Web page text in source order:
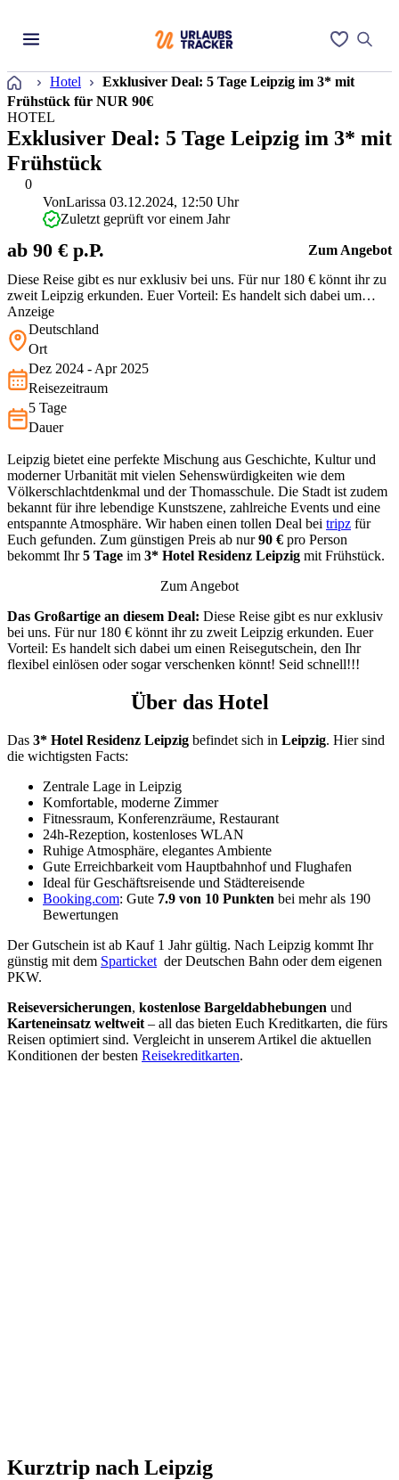
Startseite
Hotel
Exklusiver Deal: 5 Tage Leipzig im 3* mit
Frühstück für NUR 90€
0
HOTEL
Exklusiver Deal: 5 Tage Leipzig im 3* mit
Frühstück
Diese Reise gibt es nur exklusiv bei uns. Für nur 180 € könnt ihr zu
zweit Leipzig erkunden. Euer Vorteil: Es handelt sich dabei um
einen Reisegutschein, den Ihr flexibel einlösen oder sogar
verschenken könnt! Seid schnell!!!
VonLarissa 03.12.2024, 12:50 Uhr
Zuletzt geprüft vor einem Jahr
ab 90 € p.P. Zum Angebot
Anzeige
Deutschland
Ort
Dez 2024 - Apr 2025
Reisezeitraum
5 Tage
Dauer
Leipzig bietet eine perfekte Mischung aus Geschichte, Kultur und
moderner Urbanität mit vielen Sehenswürdigkeiten wie dem
Völkerschlachtdenkmal und der Thomasschule. Die Stadt ist zudem
bekannt für ihre lebendige Kunstszene, zahlreiche Events und eine
entspannte Atmosphäre. Wir haben einen tollen Deal bei tripz für
Euch gefunden. Zum günstigen Preis ab nur90 € pro Person
bekommt Ihr5 Tage im 3* Hotel Residenz Leipzig mit Frühstück.
Zum Angebot
Das Großartige an diesem Deal: Diese Reise gibt es nur exklusiv
bei uns. Für nur 180 € könnt ihr zu zweit Leipzig erkunden. Euer
Vorteil: Es handelt sich dabei um einen Reisegutschein, den Ihr
flexibel einlösen oder sogar verschenken könnt! Seid schnell!!!
Über das Hotel
Das 3* Hotel Residenz Leipzig befindet sich in Leipzig. Hier sind
die wichtigsten Facts:
Zentrale Lage in Leipzig
Komfortable, moderne Zimmer
Fitnessraum, Konferenzräume, Restaurant
24h-Rezeption, kostenloses WLAN
Ruhige Atmosphäre, elegantes Ambiente
Gute Erreichbarkeit vom Hauptbahnhof und Flughafen
Ideal für Geschäftsreisende und Städtereisende
Booking.com: Gute 7.9 von 10 Punkten bei mehr als 190
Bewertungen
Der Gutschein ist ab Kauf 1 Jahr gültig. Nach Leipzig kommt Ihr
günstig mit dem Sparticket der Deutschen Bahn oder dem eigenen
PKW.
Reiseversicherungen, kostenlose Bargeldabhebungen und
Karteneinsatz weltweit – all das bieten Euch Kreditkarten, die fürs
Reisen optimiert sind. Vergleicht in unserem Artikel die aktuellen
Konditionen der besten Reisekreditkarten.
Kurztrip nach Leipzig